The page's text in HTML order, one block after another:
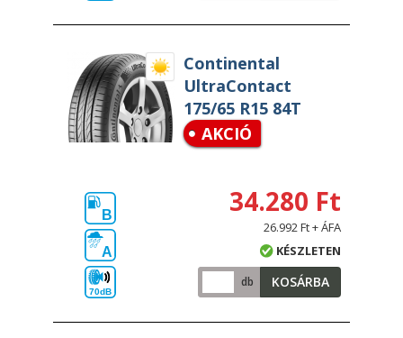
Continental
UltraContact
175/65 R15 84T
AKCIÓ
B
A
70dB
34.280 Ft
26.992 Ft + ÁFA
KÉSZLETEN
db KOSÁRBA